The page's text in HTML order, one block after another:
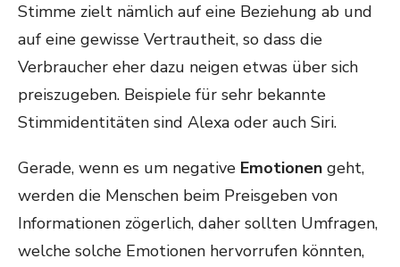
Stimme zielt nämlich auf eine Beziehung ab und
auf eine gewisse Vertrautheit, so dass die
Verbraucher eher dazu neigen etwas über sich
preiszugeben. Beispiele für sehr bekannte
Stimmidentitäten sind Alexa oder auch Siri.
Gerade, wenn es um negative Emotionen geht,
werden die Menschen beim Preisgeben von
Informationen zögerlich, daher sollten Umfragen,
welche solche Emotionen hervorrufen könnten,